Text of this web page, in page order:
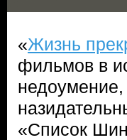
«Жизнь
фильмов в
«Список